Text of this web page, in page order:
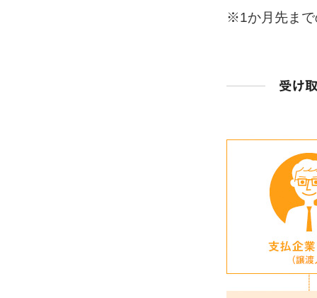
※1か月先まで